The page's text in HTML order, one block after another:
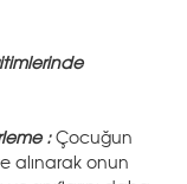
:Çocuğun
alınarak onun